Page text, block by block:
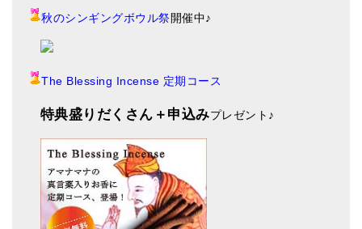
秋のシンギングボウル祭開催中♪
The Blessing Incense 定期コース
特典盛りだくさん＋申込みプレゼント ♪